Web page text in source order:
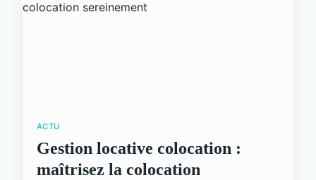
ACTU
Gestion locative colocation :
maîtrisez la colocation